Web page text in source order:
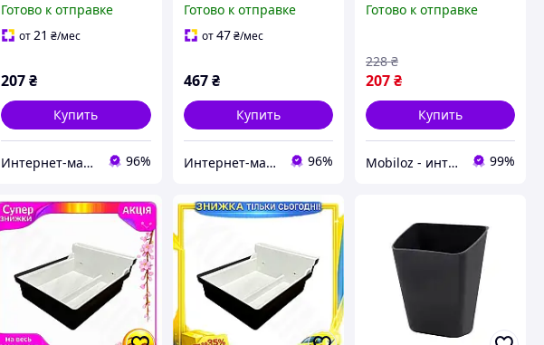
органайзер для
подлокотника
Готово к отправке
от21 ₴/мес
207₴
Купить
Интернет-магазин "Техно Волки" 96%
для дверей авто
Готово к отправке
от47 ₴/мес
467 ₴
Купить
Интернет-магазин "Техно Волки" 96%
силиконовый для
подлокотника 8шт
Готово к отправке
207₴
228 ₴
Купить
Mobiloz - интернет-магазин Мобилоз 99%